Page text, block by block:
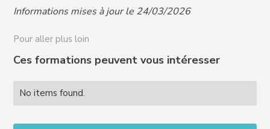
handicap@crews-education.com
Accessibilité des publics internationaux, nous
contacter :
international@crews-education.com
Informations mises à jour le 24/03/2026
Pour aller plus loin
Ces formations peuvent vous intéresser
No items found.